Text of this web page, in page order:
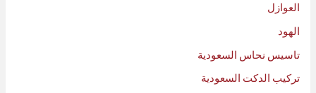
العوازل
الهود
تاسيس نحاس السعودية
تركيب الدكت السعودية